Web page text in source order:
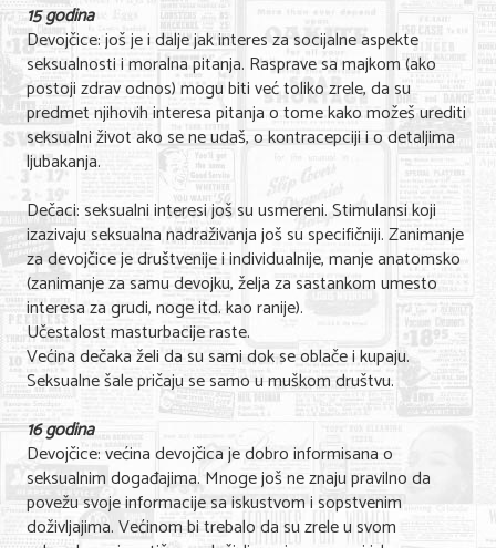
15 godina
Devojčice: još je i dalje jak interes za socijalne aspekte
seksualnosti i moralna pitanja. Rasprave sa majkom (ako
postoji zdrav odnos) mogu biti već toliko zrele, da su
predmet njihovih interesa pitanja o tome kako možeš urediti
seksualni život ako se ne udaš, o kontracepciji i o detaljima
ljubakanja.
Dečaci: seksualni interesi još su usmereni. Stimulansi koji
izazivaju seksualna nadraživanja još su specifičniji. Zanimanje
za devojčice je društvenije i individualnije, manje anatomsko
(zanimanje za samu devojku, želja za sastankom umesto
interesa za grudi, noge itd. kao ranije).
Učestalost masturbacije raste.
Većina dečaka želi da su sami dok se oblače i kupaju.
Seksualne šale pričaju se samo u muškom društvu.
16 godina
Devojčice: većina devojčica je dobro informisana o
seksualnim događajima. Mnoge još ne znaju pravilno da
povežu svoje informacije sa iskustvom i sopstvenim
doživljajima. Većinom bi trebalo da su zrele u svom